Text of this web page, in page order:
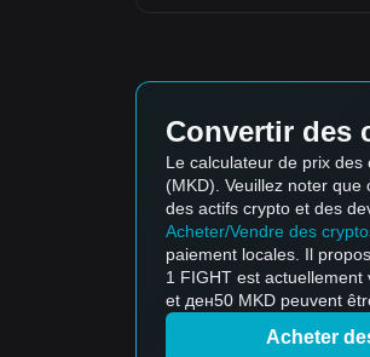
Convertir des
Le calculateur de prix
(MKD). Veuillez noter
des actifs crypto et des
Acheter/Vendre des
paiement locales. Il
1 FIGHT est
et ден50 MKD peuvent
Acheter